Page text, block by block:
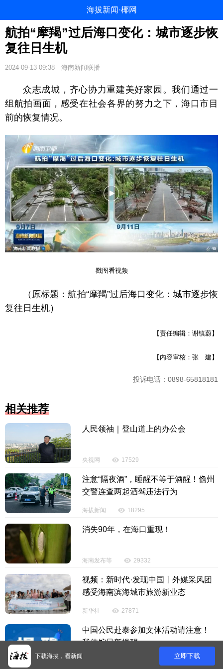
海拔新闻·椰网
航拍“摩羯”过后海口变化：城市逐步恢
复往日生机
2024-09-13 09:38 海南新闻联播
众志成城，齐心协力重建美好家园。我们通过一
组航拍画面，感受在社会各界的努力之下，海口市目
前的恢复情况。
戳图看视频
（原标题：航拍“摩羯”过后海口变化：城市逐步恢
复往日生机）
【责任编辑：谢镇蔚】
【内容审核：张 建】
投诉电话：0898-65818181
相关推荐
人民领袖｜登山道上的办公会
央视网 17529
注意“隔夜酒”，睡醒不等于酒醒！儋州
交警连查两起酒驾违法行为
海拔新闻 18295
消失90年，在海口重现！
海南发布等 29332
视频：新时代·发现中国丨外媒采风团
感受海南滨海城市旅游新业态
新华社 27871
中国公民赴泰参加文体活动请注意！
我使馆最新提醒
下载海拔，看新闻 立即下载